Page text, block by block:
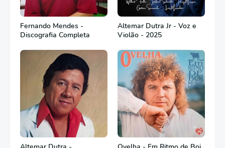
Fernando Mendes -
Discografia Completa
Altemar Dutra Jr - Voz e
Violão - 2025